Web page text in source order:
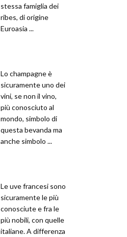
stessa famiglia dei
ribes, di origine
Euroasia ...
Lo champagne è
sicuramente uno dei
vini, se non il vino,
più conosciuto al
mondo, simbolo di
questa bevanda ma
anche simbolo ...
Le uve francesi sono
sicuramente le più
conosciute e fra le
più nobili, con quelle
italiane. A differenza